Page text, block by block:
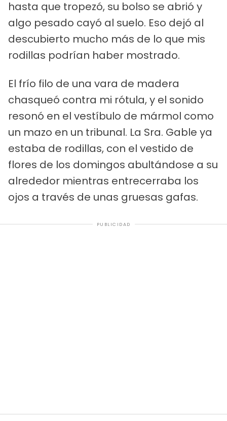
hasta que tropezó, su bolso se abrió y
algo pesado cayó al suelo. Eso dejó al
descubierto mucho más de lo que mis
rodillas podrían haber mostrado.
El frío filo de una vara de madera
chasqueó contra mi rótula, y el sonido
resonó en el vestíbulo de mármol como
un mazo en un tribunal. La Sra. Gable ya
estaba de rodillas, con el vestido de
flores de los domingos abultándose a su
alrededor mientras entrecerraba los
ojos a través de unas gruesas gafas.
PUBLICIDAD